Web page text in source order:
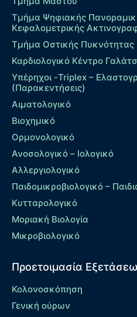
Τμήμα Ψηφιακής
Κεφαλομετρικής
Τμήμα Οστικής Πυκνότητας
Καρδιολογικό Κέντρο
Υπέρηχοι -Triplex –
(Παρακεντήσεις)
Αιματολογικό
Βιοχημικό
Ορμονολογικό
Ανοσολογικό – Ιολογικό
Αλλεργιολογικό
Παιδομικροβιολογικό –
Κυτταρολογικό
Μοριακή Βιολογία
Μικροβιολογικό
Προετοιμασία
Κολονοσκόπηση
Γενική ούρων